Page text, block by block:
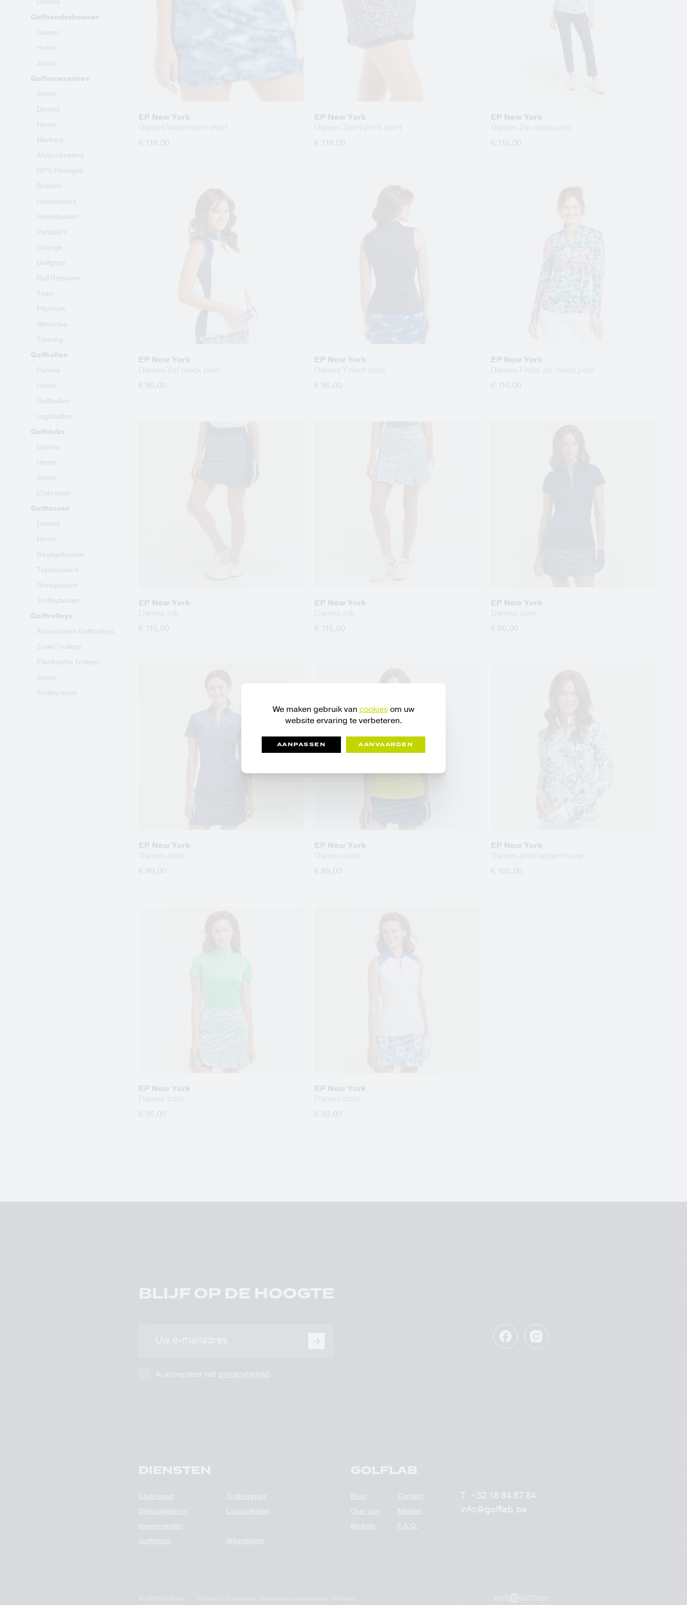
Golfhandschoenen
Dames
Heren
Junior
Golfaccessoires
Junior
Dames
Heren
Markers
Afstandmeters
GPS/Horloges
Boeken
Headcovers
Handdoeken
Paraplu's
Overige
Golfgrips
Ball Retriever
Tees
Pitchfork
Wintertee
Training
Golfballen
Dames
Heren
Golfballen
Logoballen
Golfclubs
Dames
Heren
Junior
Clubrepair
Golftassen
Dames
Heren
Bagagetassen
Travelcovers
Draagtassen
Trolleytassen
Golftrolleys
Accessoires Golftrolleys
3 wiel Trolleys
Electrische Trolleys
Junior
Trolleyrepair
EP New York
€ 119,00
EP New York
€ 119,00
EP New York
€ 115,00
EP New York
€ 95,00
EP New York
€ 95,00
EP New York
€ 110,00
EP New York
€ 115,00
EP New York
€ 115,00
EP New York
€ 95,00
EP New York
€ 99,00
EP New York
€ 89,00
EP New York
€ 105,00
EP New York
€ 95,00
EP New York
€ 89,00
BLIJF OP DE HOOGTE
Ik accepteer het privacybeleid.
Facebook
GolfLab
Instagram
GolfLab
DIENSTEN
Club repair
Trolleyrepair
Demodagen en
evenementen
Logoartikelen
Golfreizen Waardebon
GOLFLAB
Blog
Contact
Over ons
Merken
Winkels
F.A.Q.
T. +32 16 84 87 84
info@golflab.be
We maken gebruik van cookiesom uw
website ervaring te verbeteren.
AANPASSEN AANVAARDEN